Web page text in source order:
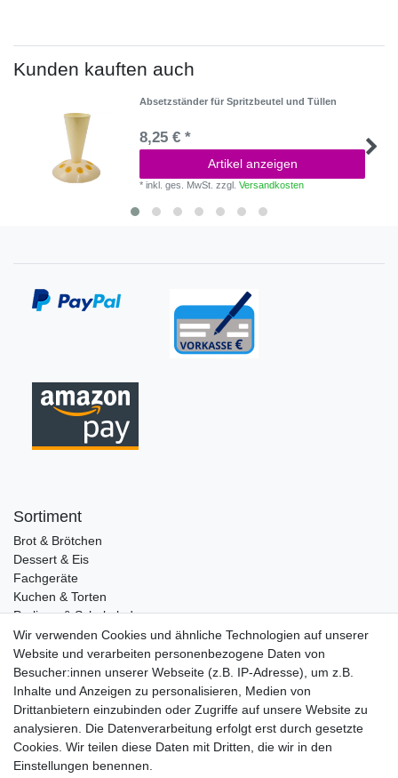
Kunden kauften auch
Absetzständer für Spritzbeutel und Tüllen
8,25 € *
Artikel anzeigen
*inkl. ges. MwSt. zzgl.Versandkosten
Sortiment
Brot & Brötchen
Dessert & Eis
Fachgeräte
Kuchen & Torten
Pralinen & Schokolade
Lebensmittel
Gutscheine
Informationen
Zahlungsarten
Versandkosten
Service
Wir verwenden Cookies und ähnliche Technologien auf unserer
Website und verarbeiten personenbezogene Daten von
Besucher:innen unserer Webseite (z.B. IP-Adresse), um z.B.
Inhalte und Anzeigen zu personalisieren, Medien von
Drittanbietern einzubinden oder Zugriffe auf unsere Website zu
analysieren. Die Datenverarbeitung erfolgt erst durch gesetzte
Cookies. Wir teilen diese Daten mit Dritten, die wir in den
Einstellungen benennen.